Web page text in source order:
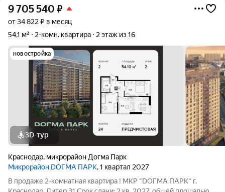
9 705 540 ₽
от 34 822 ₽ в месяц
54,1 м²
2-комн. квартира 2 этаж из 16
новостройка
3D-тур
Краснодар, микрорайон Догма Парк
Микрорайон DОГМА ПАРК, 1 квартал 2027
В продаже 2-комнатная квартира ! МКР "DОГМА ПАРК" г.